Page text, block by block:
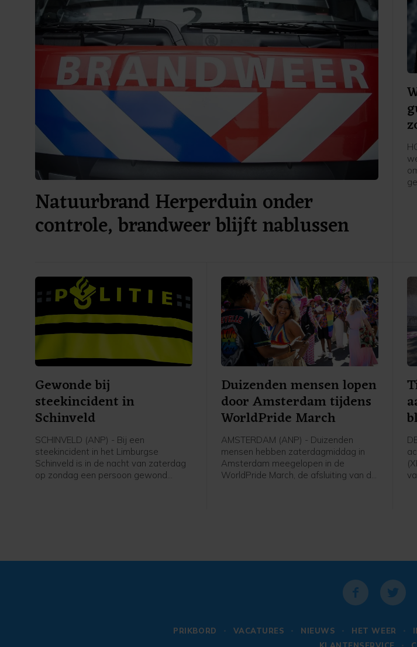
Natuurbrand Herperduin onder
controle, brandweer blijft nablussen
Gewonde bij
steekincident in
Schinveld
SCHINVELD (ANP) - Bij een
steekincident in het Limburgse
Schinveld is in de nacht van zaterdag
op zondag een persoon gewond
Duizenden mensen lopen
door Amsterdam tijdens
WorldPride March
AMSTERDAM (ANP) - Duizenden
mensen hebben zaterdagmiddag in
Amsterdam meegelopen in de
WorldPride March, de afsluiting van de
PRIKBORD VACATURES NIEUWS HET WEER